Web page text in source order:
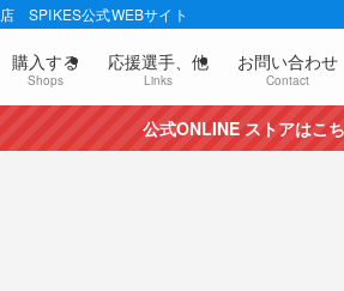
SPIKES公式WEBサイト
購入する
Shops
応援選手、他
Links
お問い合わせ
Contact
公式ONLINE ストアはこ